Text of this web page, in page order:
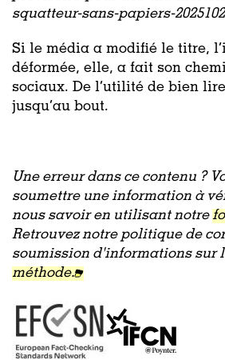
squatteur-sans-papiers-
Si le média a modifié le titre,
déformée, elle, a fait son
sociaux. De l’utilité de bien
jusqu’au bout.
Une erreur dans ce contenu ?
soumettre une information à
nous savoir en utilisant notre
Retrouvez notre politique de
soumission d'informations sur
méthode.